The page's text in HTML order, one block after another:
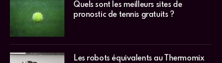
Quels sont les meilleurs sites de
pronostic de tennis gratuits ?
Les robots équivalents au Thermomix